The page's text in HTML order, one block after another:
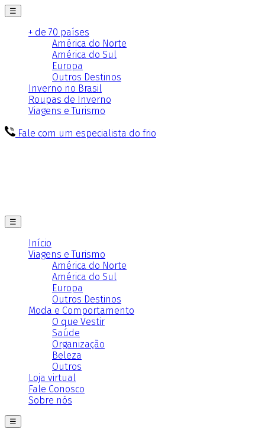
☰
+ de 70 países
América do Norte
América do Sul
Europa
Outros Destinos
Inverno no Brasil
Roupas de Inverno
Viagens e Turismo
Fale com um especialista do frio
☰
Início
Viagens e Turismo
América do Norte
América do Sul
Europa
Outros Destinos
Moda e Comportamento
O que Vestir
Saúde
Organização
Beleza
Outros
Loja virtual
Fale Conosco
Sobre nós
☰